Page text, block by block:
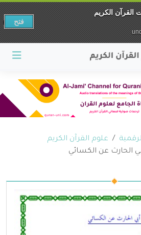
علوم القرآن الكريم
الحارث عن الكسائي
القرآن الكريم
فتح